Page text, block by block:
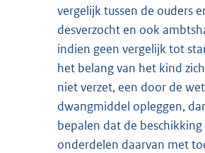
vergelijk tussen de ouders
desverzocht en ook
indien geen vergelijk tot
het belang van het kind
niet verzet, een door de
dwangmiddel opleggen,
bepalen dat de
onderdelen daarvan met